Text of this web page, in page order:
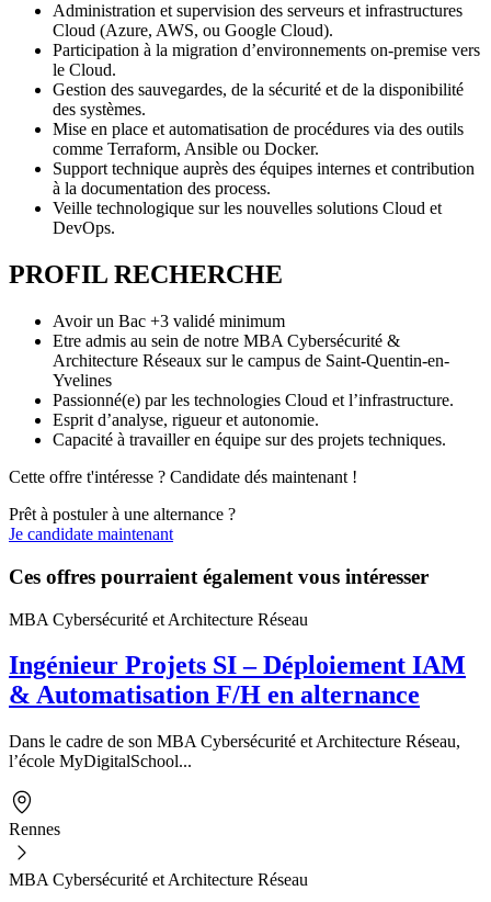
Administration et supervision des serveurs et infrastructures
Cloud (Azure, AWS, ou Google Cloud).
Participation à la migration d’environnements on-premise vers
le Cloud.
Gestion des sauvegardes, de la sécurité et de la disponibilité
des systèmes.
Mise en place et automatisation de procédures via des outils
comme Terraform, Ansible ou Docker.
Support technique auprès des équipes internes et contribution
à la documentation des process.
Veille technologique sur les nouvelles solutions Cloud et
DevOps.
PROFIL RECHERCHE
Avoir un Bac +3 validé minimum
Etre admis au sein de notre MBA Cybersécurité &
Architecture Réseaux sur le campus de Saint-Quentin-en-
Yvelines
Passionné(e) par les technologies Cloud et l’infrastructure.
Esprit d’analyse, rigueur et autonomie.
Capacité à travailler en équipe sur des projets techniques.
Cette offre t'intéresse ? Candidate dés maintenant !
Prêt à postuler à une alternance ?
Je candidate maintenant
Ces offres pourraient également vous intéresser
MBA Cybersécurité et Architecture Réseau
Ingénieur Projets SI – Déploiement IAM
& Automatisation F/H en alternance
Dans le cadre de son MBA Cybersécurité et Architecture Réseau,
l’école MyDigitalSchool...
Rennes
MBA Cybersécurité et Architecture Réseau